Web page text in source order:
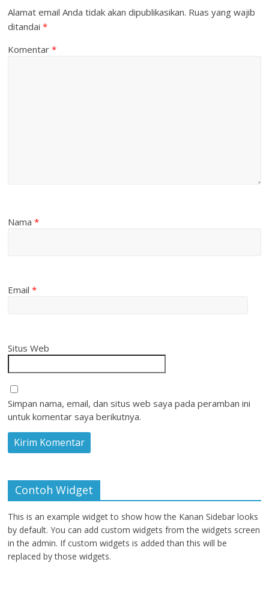
Alamat email Anda tidak akan dipublikasikan. Ruas yang wajib
ditandai*
Komentar*
Nama*
Email*
Situs Web
Simpan nama, email, dan situs web saya pada peramban ini
untuk komentar saya berikutnya.
Contoh Widget
This is an example widget to show how the Kanan Sidebar looks
by default. You can add custom widgets from the widgets screen
in the admin. If custom widgets is added than this will be
replaced by those widgets.